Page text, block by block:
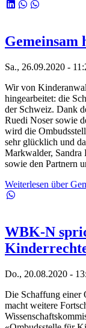
Gemeinsam
Sa., 26.09.2020 -
Wir von
hingearbeitet: die
der Schweiz. Dank
Ruedi Noser sowie
wird die
sehr glücklich und
Markwalder, Sandra
sowie den Partnern
Weiterlesen über
WBK-N
Do., 20.08.2020 -
Die Schaffung einer
macht weitere